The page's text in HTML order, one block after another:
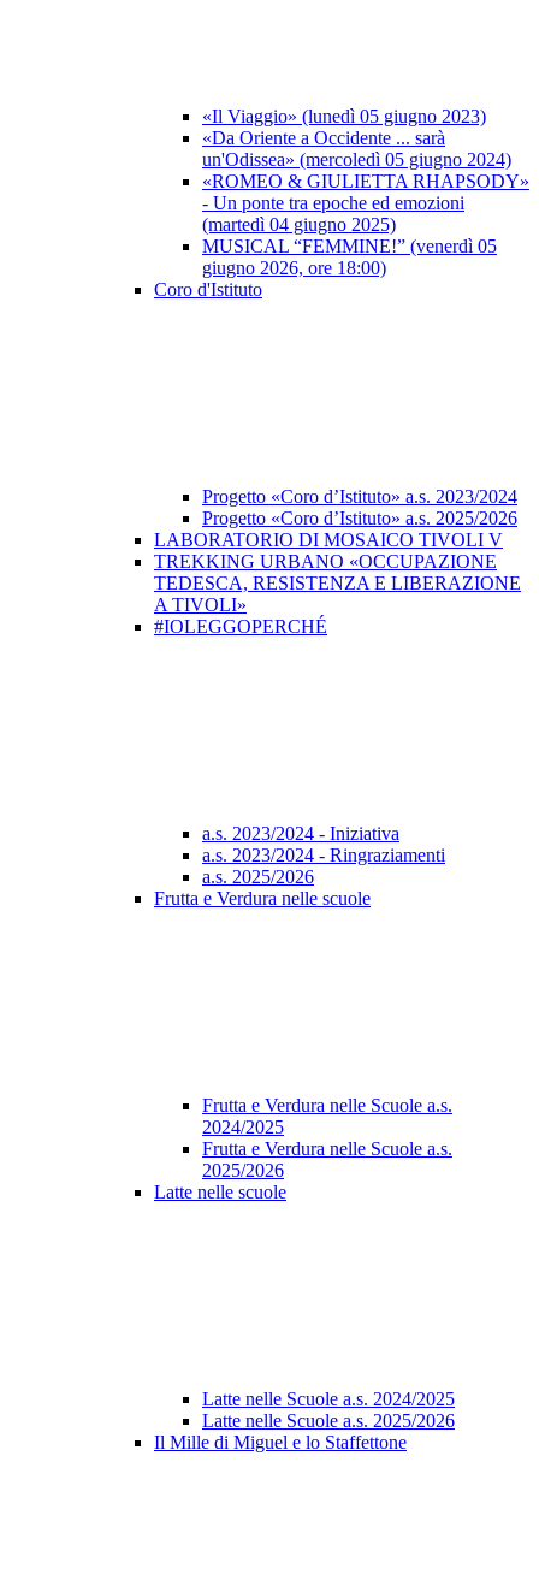
«Il Viaggio» (lunedì 05 giugno 2023)
«Da Oriente a Occidente ... sarà
un'Odissea» (mercoledì 05 giugno 2024)
«ROMEO & GIULIETTA RHAPSODY»
- Un ponte tra epoche ed emozioni
(martedì 04 giugno 2025)
MUSICAL “FEMMINE!” (venerdì 05
giugno 2026, ore 18:00)
Coro d'Istituto
Progetto «Coro d’Istituto» a.s. 2023/2024
Progetto «Coro d’Istituto» a.s. 2025/2026
LABORATORIO DI MOSAICO TIVOLI V
TREKKING URBANO «OCCUPAZIONE
TEDESCA, RESISTENZA E LIBERAZIONE
A TIVOLI»
#IOLEGGOPERCHÉ
a.s. 2023/2024 - Iniziativa
a.s. 2023/2024 - Ringraziamenti
a.s. 2025/2026
Frutta e Verdura nelle scuole
Frutta e Verdura nelle Scuole a.s.
2024/2025
Frutta e Verdura nelle Scuole a.s.
2025/2026
Latte nelle scuole
Latte nelle Scuole a.s. 2024/2025
Latte nelle Scuole a.s. 2025/2026
Il Mille di Miguel e lo Staffettone